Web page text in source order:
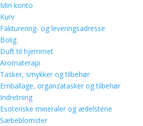
Min konto
Kurv
Fakturering- og leveringsadresse
Bolig
Duft til hjemmet
Aromaterapi
Tasker, smykker og tilbehør
Emballage, organzatasker og tilbehør
Indretning
Esoteriske mineraler og ædelstene
Sæbeblomster